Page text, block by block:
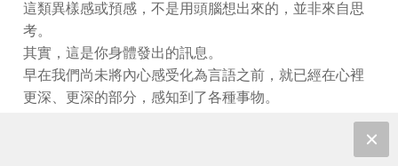
這類異樣感或預感，不是用頭腦想出來的，並非來自思
考。
其實，這是你身體發出的訊息。
早在我們尚未將內心感受化為言語之前，就已經在心裡
更深、更深的部分，感知到了各種事物。